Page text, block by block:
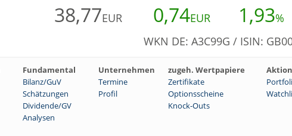
38,77EUR 0,74EUR 1,93%
WKN DE: A3C99G / ISIN:
Fundamental Unternehmen zugeh. Wertpapiere
Aktion
Bilanz/GuV Termine Zertifikate
Schätzungen Profil Optionsscheine
Dividende/GV
Knock-Outs
Analysen